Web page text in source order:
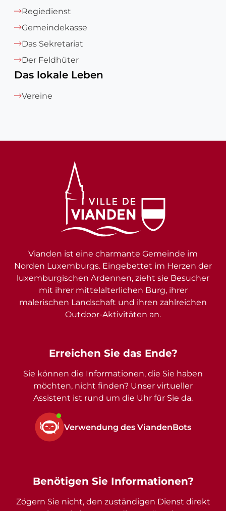
Regiedienst
Gemeindekasse
Das Sekretariat
Der Feldhüter
Das lokale Leben
Vereine
Erreichen Sie das Ende?
Sie können die Informationen, die Sie haben
möchten, nicht finden? Unser virtueller
Assistent ist rund um die Uhr für Sie da.
Verwendung des ViandenBots
Vianden ist eine charmante Gemeinde im
Norden Luxemburgs. Eingebettet im Herzen der
luxemburgischen Ardennen, zieht sie Besucher
mit ihrer mittelalterlichen Burg, ihrer
malerischen Landschaft und ihren zahlreichen
Outdoor-Aktivitäten an.
Benötigen Sie Informationen?
Zögern Sie nicht, den zuständigen Dienst direkt